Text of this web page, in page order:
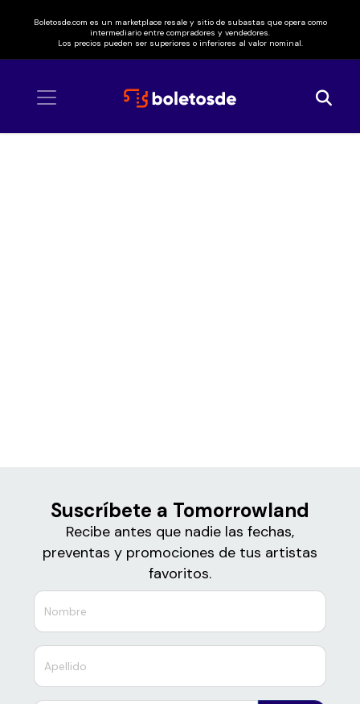
Boletosde.com es un marketplace resale y sitio de subastas que opera como
intermediario entre compradores y vendedores.
Los precios pueden ser superiores o inferiores al valor nominal.
Suscríbete a Tomorrowland
Recibe antes que nadie las fechas,
preventas y promociones de tus artistas
favoritos.